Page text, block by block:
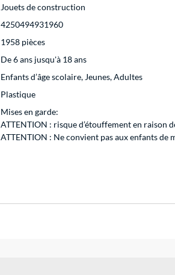
Jouets de construction
4250494931960
1958 pièces
De 6 ans jusqu'à 18 ans
Enfants d’âge scolaire, Jeunes, Adultes
Plastique
Mises en garde:
ATTENTION : risque d’étouffement en raison
ATTENTION : Ne convient pas aux enfants de